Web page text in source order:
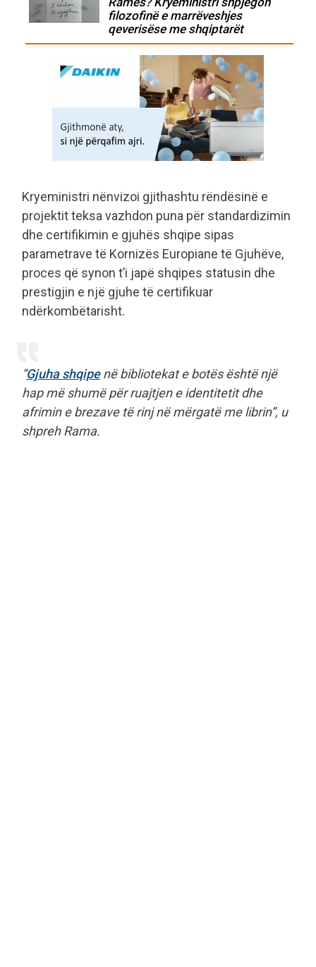
filozofinë e marrëveshjes
qeverisëse me shqiptarët
Kryeministri nënvizoi gjithashtu rëndësinë e
projektit teksa vazhdon puna për standardizimin
dhe certifikimin e gjuhës shqipe sipas
parametrave të Kornizës Europiane të Gjuhëve,
proces që synon t’i japë shqipes statusin dhe
prestigjin e një gjuhe të certifikuar
ndërkombëtarisht.
“Gjuha shqipenë bibliotekat e botës është një
hap më shumë për ruajtjen e identitetit dhe
afrimin e brezave të rinj në mërgatë me librin”, u
shpreh Rama.